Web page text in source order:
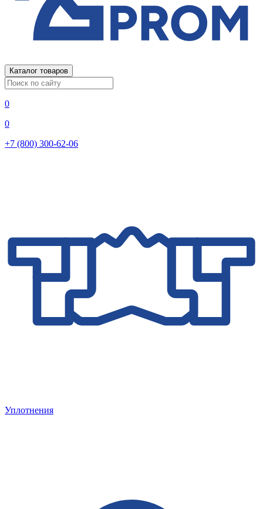
Каталог товаров
0
0
+7 (800) 300-62-06
Уплотнения